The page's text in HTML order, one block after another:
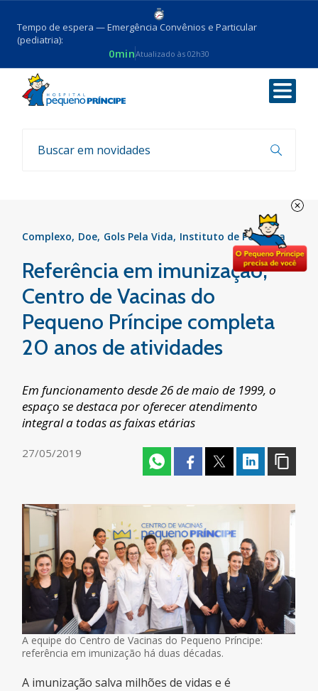
Tempo de espera — Emergência Convênios e Particular
(pediatria):
0minAtualizado às 02h30
Voltar
Notícias
Complexo Doe Gols Pela Vida Instituto de Pesquisa
Referência em imunização,
Centro de Vacinas do
Pequeno Príncipe completa
20 anos de atividades
Em funcionamento desde 26 de maio de 1999, o
espaço se destaca por oferecer atendimento
integral a todas as faixas etárias
27/05/2019
A equipe do Centro de Vacinas do Pequeno Príncipe:
referência em imunização há duas décadas.
A imunização salva milhões de vidas e é